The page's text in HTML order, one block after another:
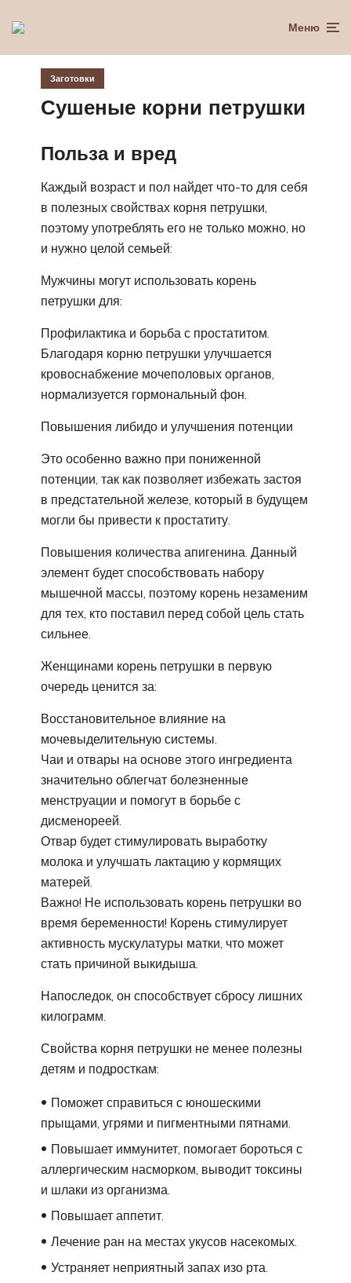
Меню
Заготовки
Сушеные корни петрушки
Польза и вред
Каждый возраст и пол найдет что-то для себя
в полезных свойствах корня петрушки,
поэтому употреблять его не только можно, но
и нужно целой семьей:
Мужчины могут использовать корень
петрушки для:
Профилактика и борьба с простатитом.
Благодаря корню петрушки улучшается
кровоснабжение мочеполовых органов,
нормализуется гормональный фон.
Повышения либидо и улучшения потенции
Это особенно важно при пониженной
потенции, так как позволяет избежать застоя
в предстательной железе, который в будущем
могли бы привести к простатиту.
Повышения количества апигенина. Данный
элемент будет способствовать набору
мышечной массы, поэтому корень незаменим
для тех, кто поставил перед собой цель стать
сильнее.
Женщинами корень петрушки в первую
очередь ценится за:
Восстановительное влияние на
мочевыделительную системы.
Чаи и отвары на основе этого ингредиента
значительно облегчат болезненные
менструации и помогут в борьбе с
дисменореей.
Отвар будет стимулировать выработку
молока и улучшать лактацию у кормящих
матерей.
Важно! Не использовать корень петрушки во
время беременности! Корень стимулирует
активность мускулатуры матки, что может
стать причиной выкидыша.
Напоследок, он способствует сбросу лишних
килограмм.
Свойства корня петрушки не менее полезны
детям и подросткам:
Поможет справиться с юношескими
прыщами, угрями и пигментными пятнами.
Повышает иммунитет, помогает бороться с
аллергическим насморком, выводит токсины
и шлаки из организма.
Повышает аппетит.
Лечение ран на местах укусов насекомых.
Устраняет неприятный запах изо рта.